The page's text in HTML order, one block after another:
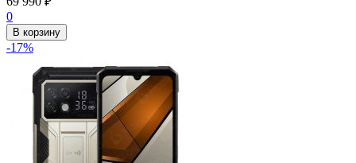
0
В корзину
-17%